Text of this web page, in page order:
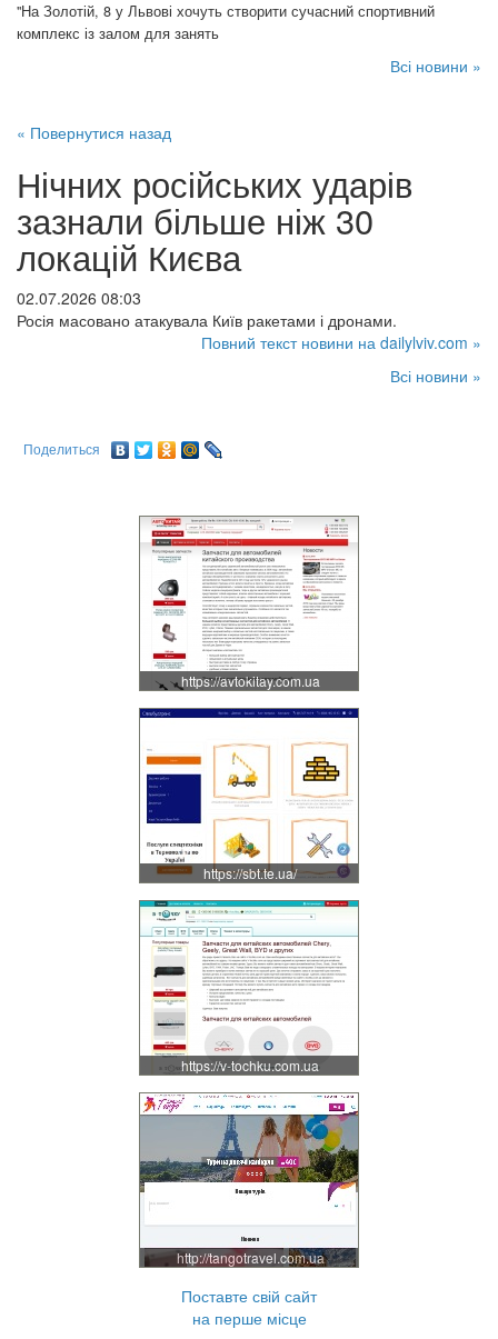
"На Золотій, 8 у Львові хочуть створити сучасний спортивний
комплекс із залом для занять
Всі новини »
« Повернутися назад
Нічних російських ударів
зазнали більше ніж 30
локацій Києва
02.07.2026 08:03
Росія масовано атакувала Київ ракетами і дронами.
Повний текст новини на dailylviv.com »
Всі новини »
Поделиться
https://avtokitay.com.ua
https://sbt.te.ua/
https://v-tochku.com.ua
http://tangotravel.com.ua
Поставте свій сайт
на перше місце